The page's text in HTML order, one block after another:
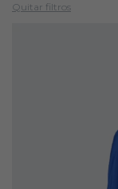
Quitar filtros